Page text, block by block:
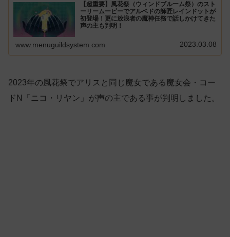
【超重要】風花祭（ウィンドブルーム祭）のスト
ーリームービーでアルベドの師匠レインドットが
初登場！更に放浪者の魔神任務で話しかけてきた
声の主も判明！
www.menuguildsystem.com 2023.03.08
2023年の風花祭でアリスと同じ魔女である魔女会・コー
ドN「ニコ・リヤン」が声の主である事が判明しました。